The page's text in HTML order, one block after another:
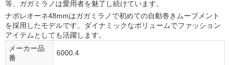
等、ガガミラノは愛用者を魅了し続けています。
ナポレオーネ48mmはガガミラノで初めての自動巻きムーブメント
を採用したモデルです。ダイナミックなボリュームでファッション
アイテムとしても活躍します。
メーカー品
番
6000.4